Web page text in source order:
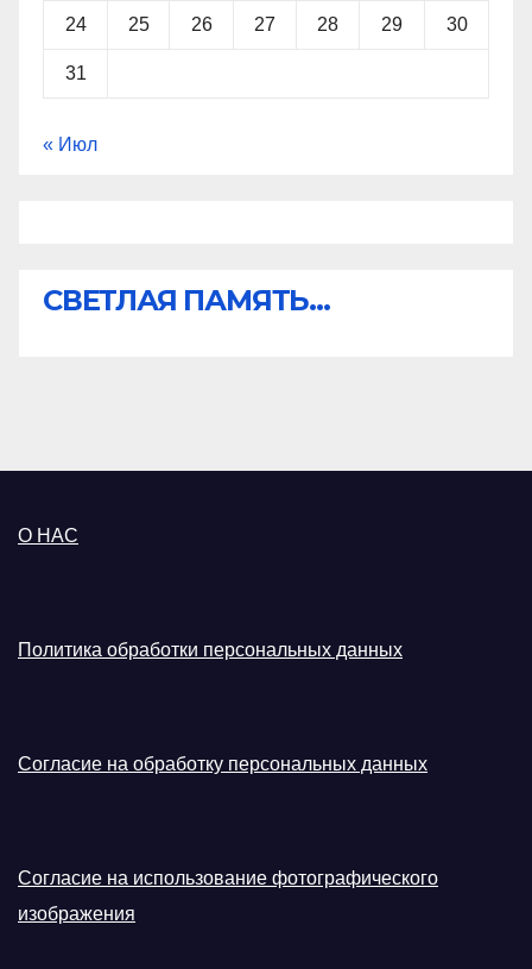
24 25 26 27 28 29 30
31
« Июл
СВЕТЛАЯ ПАМЯТЬ...
О НАС
Политика обработки персональных данных
Согласие на обработку персональных данных
Согласие на использование фотографического
изображения